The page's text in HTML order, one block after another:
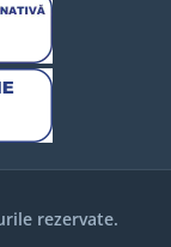
rezervate.